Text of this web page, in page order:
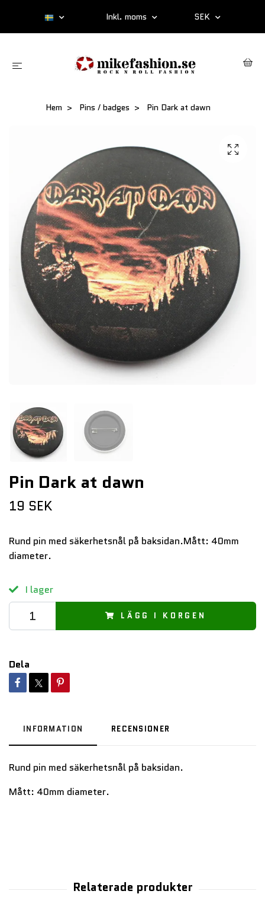
Inkl. moms SEK
Hem Pins / badges Pin Dark at dawn
Pin Dark at dawn
19 SEK
Rund pin med säkerhetsnål på baksidan.Mått: 40mm
diameter.
I lager
LÄGG I KORGEN
Dela
INFORMATION RECENSIONER
Rund pin med säkerhetsnål på baksidan.
Mått: 40mm diameter.